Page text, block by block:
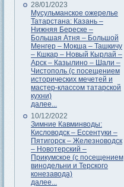
28/01/2023
Мусульманское ожерелье
Татарстана: Казань –
Нижняя Береске –
Большая Атня – Большой
Менгер – Мокша – Ташкичу
– Кшкар – Новый Кырлай –
Арск – Казылино – Шали –
Чистополь (с посещением
исторических мечетей и
мастер-классом татарской
кухни)
далее...
10/12/2022
Зимние Кавминводы:
Кисловодск – Ессентуки –
Пятигорск – Железноводск
– Новотерский –
Прикумское (с посещением
винодельни и Терского
конезавода)
далее...